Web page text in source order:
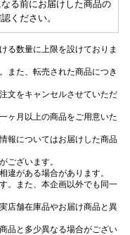
る前にお届けした商品の
ください。
る数量に上限を設けておりま
また、転売された商品につき
文をキャンセルさせていただ
ヶ月以上の商品をご用意いた
報についてはお届けした商品
ございます。
違がある場合があります。
。また、本企画以外でも同一
店舗在庫品やお届け商品と異
品と多少異なる場合がござい